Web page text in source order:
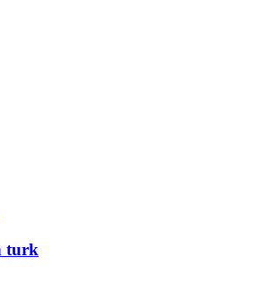
turk